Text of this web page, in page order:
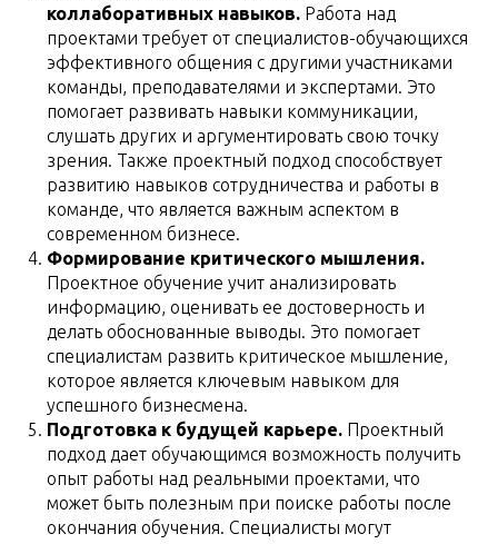
коллаборативных навыков. Работа над
проектами требует от специалистов-обучающихся
эффективного общения с другими участниками
команды, преподавателями и экспертами. Это
помогает развивать навыки коммуникации,
слушать других и аргументировать свою точку
зрения. Также проектный подход способствует
развитию навыков сотрудничества и работы в
команде, что является важным аспектом в
современном бизнесе.
Формирование критического мышления.
Проектное обучение учит анализировать
информацию, оценивать ее достоверность и
делать обоснованные выводы. Это помогает
специалистам развить критическое мышление,
которое является ключевым навыком для
успешного бизнесмена.
Подготовка к будущей карьере. Проектный
подход дает обучающимся возможность получить
опыт работы над реальными проектами, что
может быть полезным при поиске работы после
окончания обучения. Специалисты могут